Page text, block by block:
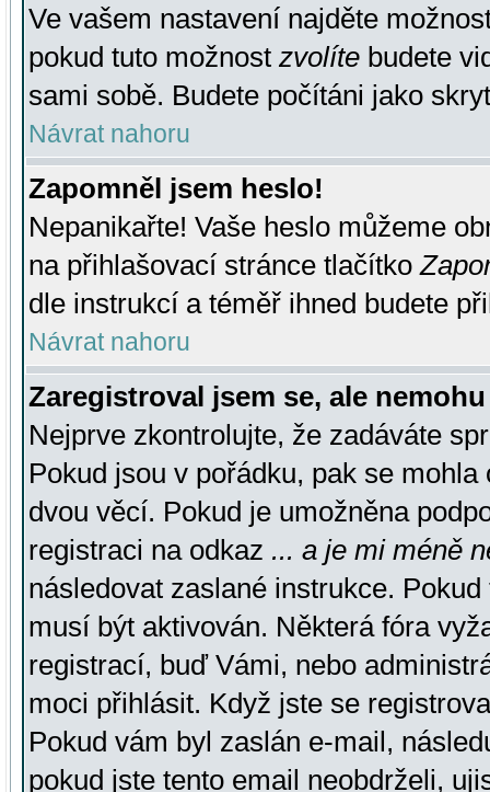
Ve vašem nastavení najděte
pokud tuto možnost zvolíte budete
sami sobě. Budete počítáni jako
Návrat nahoru
Zapomněl jsem heslo!
Nepanikařte! Vaše heslo můžeme
na přihlašovací stránce tlačítko
dle instrukcí a téměř ihned budete
Návrat nahoru
Zaregistroval jsem se, ale
Nejprve zkontrolujte, že zadáváte
Pokud jsou v pořádku, pak se
dvou věcí. Pokud je umožněna
registraci na odkaz ... a je mi méně
následovat zaslané instrukce.
musí být aktivován. Některá fóra
registrací, buď Vámi, nebo
moci přihlásit. Když jste se
Pokud vám byl zaslán e-mail,
pokud jste tento email neobdrželi,